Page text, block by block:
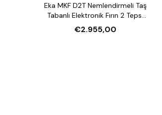
Eka MKF D2T Nemlendirmeli Taş
Tabanlı Elektronik Fırın 2 Tepsi
Kapasiteli Elektrikli
€2.955,00